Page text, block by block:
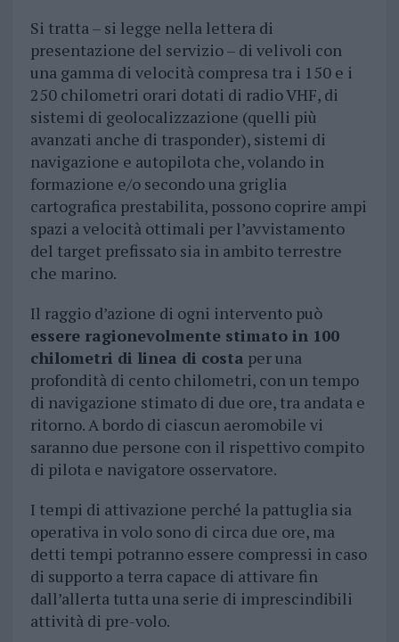
Si tratta – si legge nella lettera di
presentazione del servizio – di velivoli con
una gamma di velocità compresa tra i 150 e i
250 chilometri orari dotati di radio VHF, di
sistemi di geolocalizzazione (quelli più
avanzati anche di trasponder), sistemi di
navigazione e autopilota che, volando in
formazione e/o secondo una griglia
cartografica prestabilita, possono coprire ampi
spazi a velocità ottimali per l’avvistamento
del target prefissato sia in ambito terrestre
che marino.
Il raggio d’azione di ogni intervento può
essere ragionevolmente stimato in 100
chilometri di linea di costa per una
profondità di cento chilometri, con un tempo
di navigazione stimato di due ore, tra andata e
ritorno. A bordo di ciascun aeromobile vi
saranno due persone con il rispettivo compito
di pilota e navigatore osservatore.
I tempi di attivazione perché la pattuglia sia
operativa in volo sono di circa due ore, ma
detti tempi potranno essere compressi in caso
di supporto a terra capace di attivare fin
dall’allerta tutta una serie di imprescindibili
attività di pre-volo.